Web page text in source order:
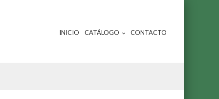
INICIO CATÁLOGO CONTACTO